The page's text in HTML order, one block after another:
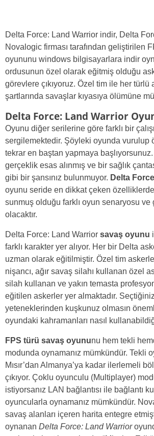
Delta Force: Land Warrior indir, Delta
Novalogic firması tarafından geliştirilen
oyununu windows bilgisayarlara indir
ordusunun özel olarak eğitmiş olduğu
görevlere çıkıyoruz. Özel tim ile her türlü
şartlarında savaşlar kıyasıya ölümüne
Delta Force: Land Warrior
Oyunu diğer serilerine göre farklı bir
sergilemektedir. Şöyleki oyunda vurulup
tekrar en baştan yapmaya
gerçeklik esas alınmış ve bir sağlık
gibi bir şansınız bulunmuyor. Delta
oyunu seride en dikkat çeken
sunmuş olduğu farklı oyun senaryosu ve
olacaktır.
Delta Force: Land Warrior savaş oyunu
farklı karakter yer alıyor. Her bir Delta
uzman olarak eğitilmiştir. Özel tim
nişancı, ağır savaş silahı kullanan özel
silah kullanan ve yakın temasta
eğitilen askerler yer almaktadır.
yeteneklerinden kuşkunuz olmasın
oyundaki kahramanları nasıl
FPS türü savaş oyununu hem tekli
modunda oynamanız mümkündür. Tekli
Mısır’dan Almanya’ya kadar ilerlemeli
çıkıyor. Çoklu oyunculu (Multiplayer)
istiyorsanız LAN bağlantısı ile bağlantı
oyuncularla oynamanız mümkündür.
savaş alanları içeren harita entegre
oynanan Delta Force: Land Warrior